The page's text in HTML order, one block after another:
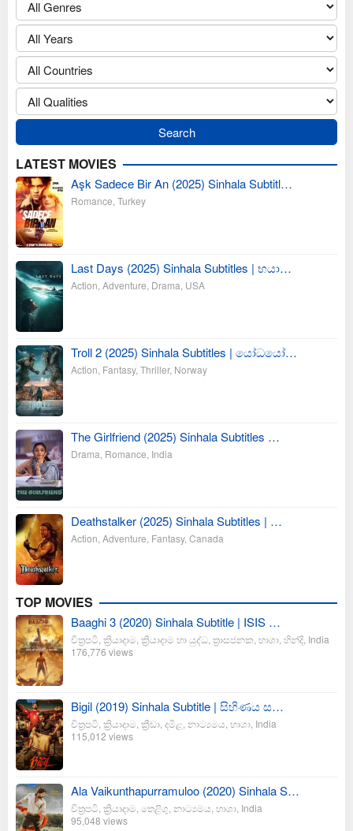
LATEST MOVIES
Aşk Sadece Bir An (2025) Sinhala Subtitl…
Romance Turkey
Last Days (2025) Sinhala Subtitles | භයා…
Action Adventure Drama USA
Troll 2 (2025) Sinhala Subtitles | යෝධයෝ…
Action Fantasy, Thriller, Norway
The Girlfriend (2025) Sinhala Subtitles …
Drama Romance India
Deathstalker (2025) Sinhala Subtitles | …
Action Adventure Fantasy, Canada
TOP MOVIES
Baaghi 3 (2020) Sinhala Subtitle | ISIS …
චිත්‍රපටි ක්‍රියාදාම ක්‍රියාදාම හා යුද්ධ ත්‍රාසජනක භාශා හින්දි India
176,776 views
Bigil (2019) Sinhala Subtitle | සිහිණය ස…
චිත්‍රපටි ක්‍රියාදාම ක්‍රීඩා දමිළ නාට්‍යමය භාශා India
115,012 views
Ala Vaikunthapurramuloo (2020) Sinhala S…
චිත්‍රපටි ක්‍රියාදාම තෙළිගු නාට්‍යමය භාශා India
95,048 views